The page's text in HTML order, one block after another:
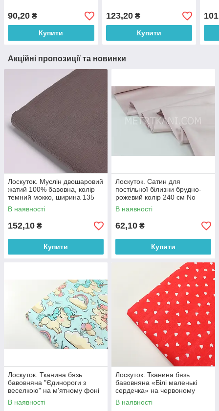
90,20 ₴
Купити
123,20₴
Купити
Акційні пропозиції та новинки
Лоскуток. Муслін двошаровий
жатий 100% бавовна, колір
темний мокко, ширина 135
см № МЖ2-40, 90*135 см
В наявності
152,10 ₴
Купити
Лоскуток. Сатин для
постільної білизни брудно-
рожевий колір 240 см No
ПС-0019, 27*240 см
В наявності
62,10 ₴
Купити
Лоскуток. Тканина бязь
бавовняна "Єдинороги з
веселкою" на м'ятному фоні
№ 702, 87*160 см
В наявності
Лоскуток. Тканина бязь
бавовняна «Білі маленькі
сердечка» на червоному
фоні №989, 100% бавовна,
83*160 см
В наявності